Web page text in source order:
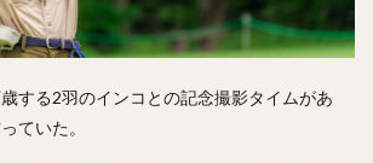
する2羽のインコとの記念撮影タイムがあ
ていた。